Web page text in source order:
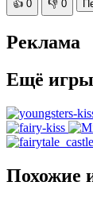
👍 0 👎 0
Реклама
Ещё игры
Похожие